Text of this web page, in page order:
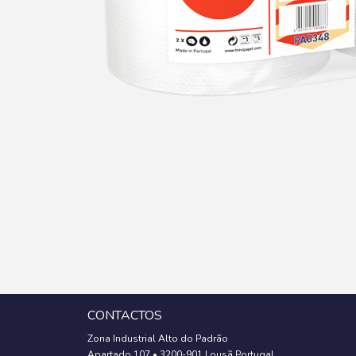
CONTACTOS
Zona Industrial Alto do Padrão